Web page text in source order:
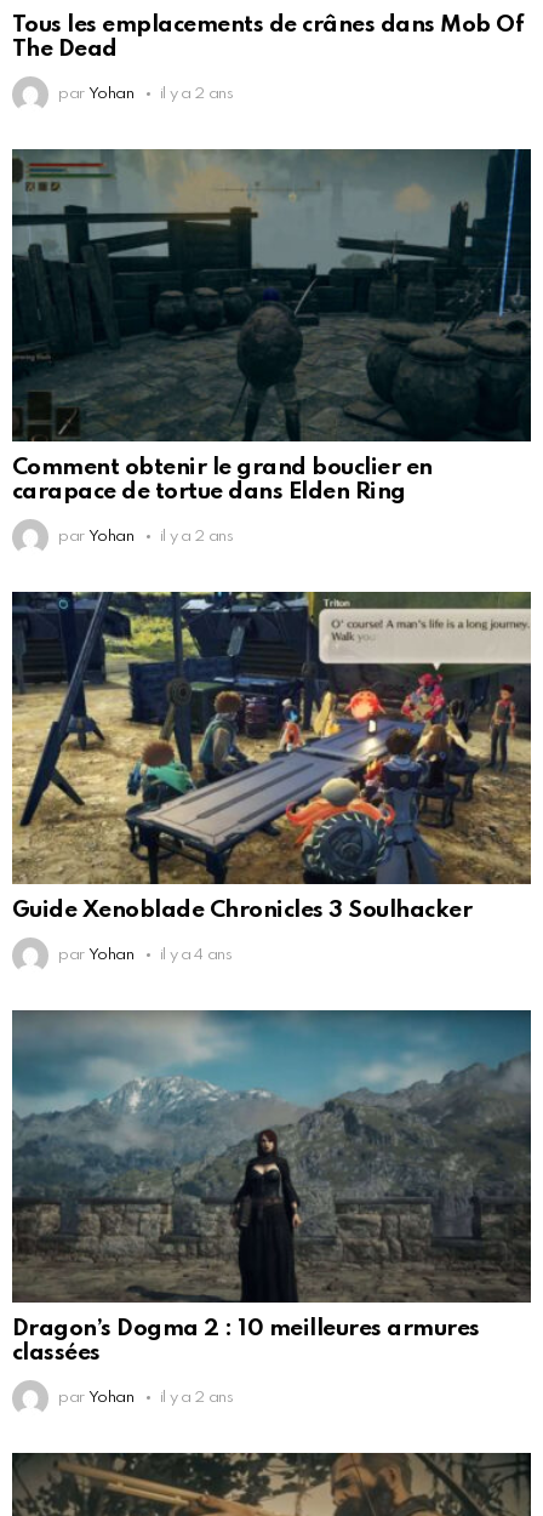
Tous les emplacements de crânes dans Mob Of
The Dead
par Yohan il y a 2 ans
Comment obtenir le grand bouclier en
carapace de tortue dans Elden Ring
par Yohan il y a 2 ans
Guide Xenoblade Chronicles 3 Soulhacker
par Yohan il y a 4 ans
Dragon’s Dogma 2 : 10 meilleures armures
classées
par Yohan il y a 2 ans